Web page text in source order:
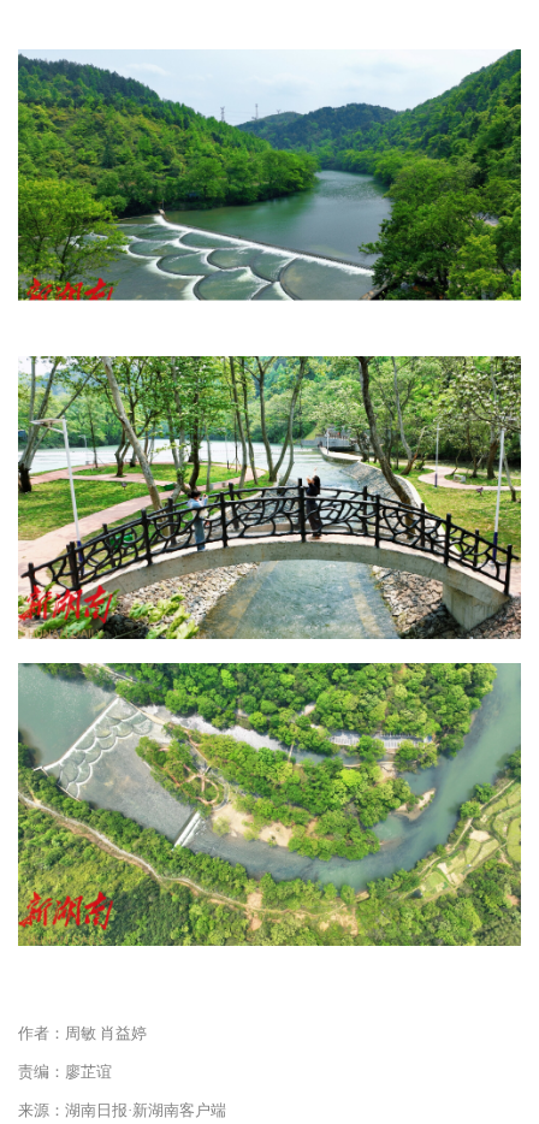
作者：周敏 肖益婷
责编：廖芷谊
来源：湖南日报·新湖南客户端